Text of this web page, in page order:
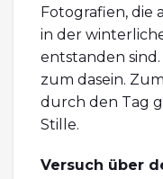
Fotografien, die
in der
entstanden
zum dasein.
durch den Tag
Stille.
Versuch über